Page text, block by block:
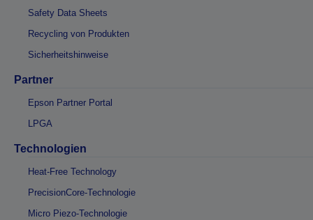
Safety Data Sheets
Recycling von Produkten
Sicherheitshinweise
Partner
Epson Partner Portal
LPGA
Technologien
Heat-Free Technology
PrecisionCore-Technologie
Micro Piezo-Technologie